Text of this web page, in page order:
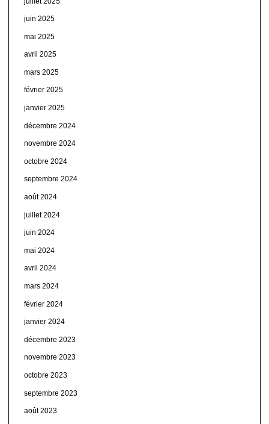
juin 2025
mai 2025
avril 2025
mars 2025
février 2025
janvier 2025
décembre 2024
novembre 2024
octobre 2024
septembre 2024
août 2024
juillet 2024
juin 2024
mai 2024
avril 2024
mars 2024
février 2024
janvier 2024
décembre 2023
novembre 2023
octobre 2023
septembre 2023
août 2023